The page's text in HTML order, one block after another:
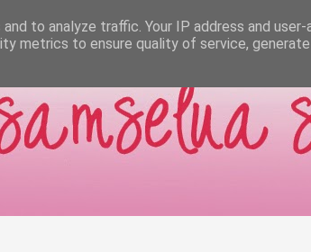
to analyze traffic. Your IP address and user-
metrics to ensure quality of service,